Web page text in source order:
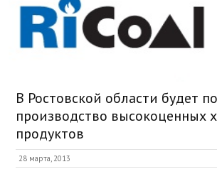
В Ростовской области будет
производство высокоценных
продуктов
28 марта, 2013